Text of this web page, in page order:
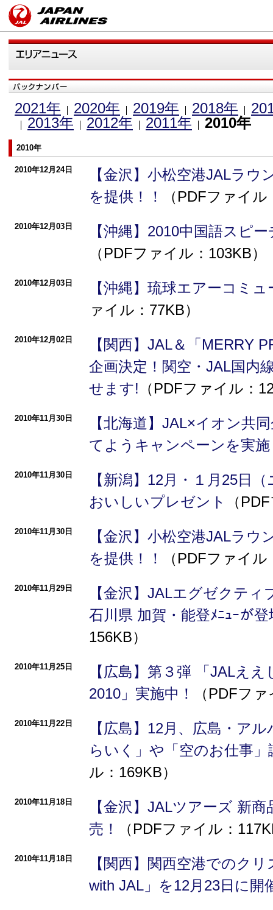
2021年 2020年 2019年 2018年
2013年
2012年 2011年 2010年
2010年
2010年12月24日
【金沢】小松空港JALラ
を提供！！
（PDFファイ
2010年12月03日
【沖縄】2010中国語スピ
（PDFファイル：103KB）
2010年12月03日
【沖縄】琉球エアーコミ
ァイル：77KB）
2010年12月02日
【関西】JAL＆「MERRY
企画決定！関空・JAL国内
せます! （PDFファイル：
2010年11月30日
【北海道】JAL×イオン共
てようキャンペーンを実施
2010年11月30日
【新潟】12月・１月25日
おいしいプレゼント
（
2010年11月30日
【金沢】小松空港JALラ
を提供！！
（PDFファイ
2010年11月29日
【金沢】JALエグゼクテ
石川県 加賀・能登ﾒﾆｭｰが登
156KB）
2010年11月25日
【広島】第３弾 「JALえ
2010」実施中！
（PDFフ
2010年11月22日
【広島】12月、広島・ア
らいく」や「空のお仕事」
ル：169KB）
2010年11月18日
【金沢】JALツアーズ 新
売！
（PDFファイル：
2010年11月18日
【関西】関西空港でのク
with JAL」を12月23日に開